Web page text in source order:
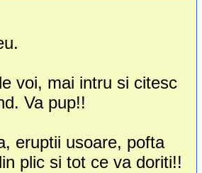
voi, mai intru si citesc
Va pup!!
eruptii usoare, pofta
plic si tot ce va doriti!!